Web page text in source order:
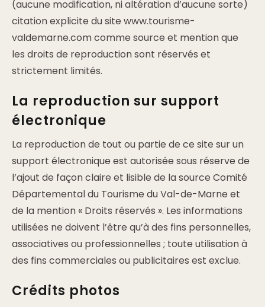
(aucune modification, ni altération d’aucune sorte)
citation explicite du site www.tourisme-
valdemarne.com comme source et mention que
les droits de reproduction sont réservés et
strictement limités.
La reproduction sur support
électronique
La reproduction de tout ou partie de ce site sur un
support électronique est autorisée sous réserve de
l’ajout de façon claire et lisible de la source Comité
Départemental du Tourisme du Val-de-Marne et
de la mention « Droits réservés ». Les informations
utilisées ne doivent l’être qu’à des fins personnelles,
associatives ou professionnelles ; toute utilisation à
des fins commerciales ou publicitaires est exclue.
Crédits photos